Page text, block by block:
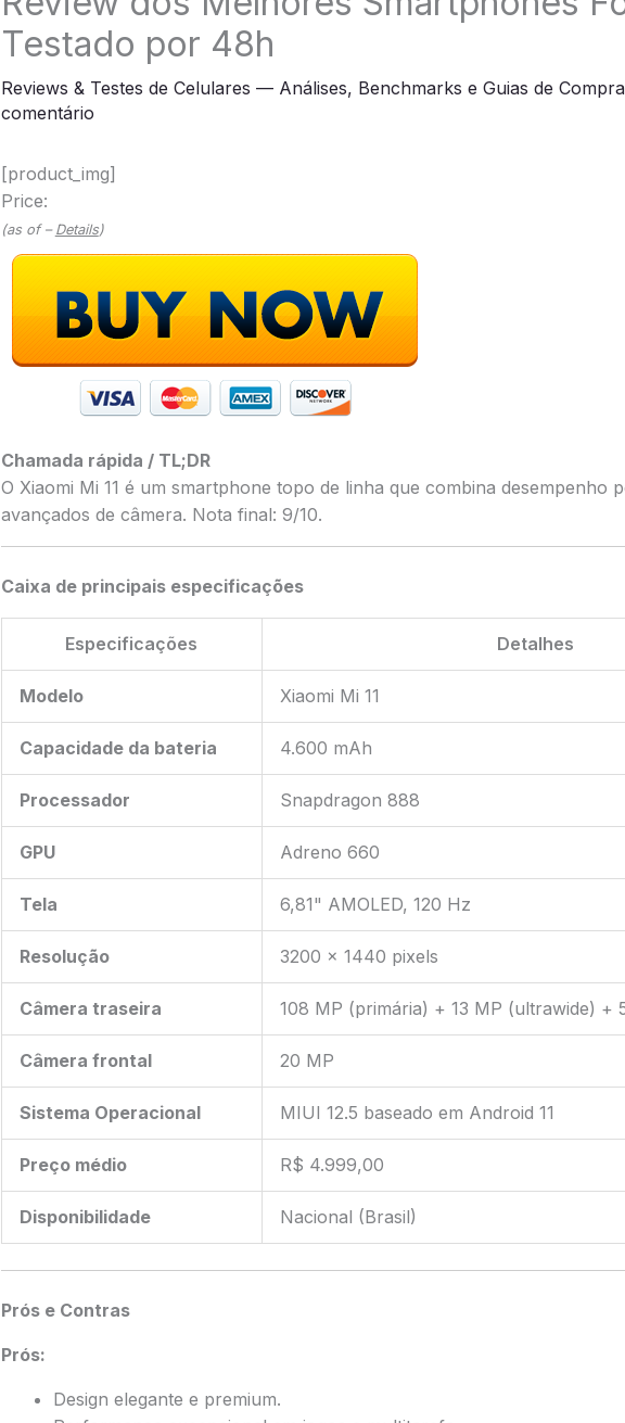
Testado por 48h
Reviews & Testes de Celulares — Análises, Benchmarks e Guias de Compra
comentário
[product_img]
Price:
(as of – Details)
Chamada rápida / TL;DR
O Xiaomi Mi 11 é um smartphone topo de linha que combina desempenho
avançados de câmera. Nota final: 9/10.
Caixa de principais especificações
Especificações Detalhes
Modelo Xiaomi Mi 11
Capacidade da bateria 4.600 mAh
Processador Snapdragon 888
GPU Adreno 660
Tela 6,81" AMOLED, 120 Hz
Resolução 3200 x 1440 pixels
Câmera traseira 108 MP (primária) + 13 MP (ultrawide) +
Câmera frontal 20 MP
Sistema Operacional MIUI 12.5 baseado em Android 11
Preço médio R$ 4.999,00
Disponibilidade Nacional (Brasil)
Prós e Contras
Prós:
Design elegante e premium.